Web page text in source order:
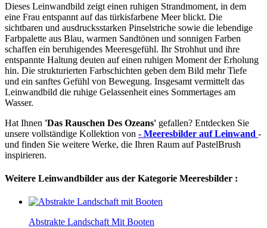
Dieses Leinwandbild zeigt einen ruhigen Strandmoment, in dem
eine Frau entspannt auf das türkisfarbene Meer blickt. Die
sichtbaren und ausdrucksstarken Pinselstriche sowie die lebendige
Farbpalette aus Blau, warmen Sandtönen und sonnigen Farben
schaffen ein beruhigendes Meeresgefühl. Ihr Strohhut und ihre
entspannte Haltung deuten auf einen ruhigen Moment der Erholung
hin. Die strukturierten Farbschichten geben dem Bild mehr Tiefe
und ein sanftes Gefühl von Bewegung. Insgesamt vermittelt das
Leinwandbild die ruhige Gelassenheit eines Sommertages am
Wasser.
Hat Ihnen 'Das Rauschen Des Ozeans' gefallen? Entdecken Sie
unsere vollständige Kollektion von - Meeresbilder auf Leinwand -
und finden Sie weitere Werke, die Ihren Raum auf PastelBrush
inspirieren.
Weitere Leinwandbilder aus der Kategorie Meeresbilder :
Abstrakte Landschaft Mit Booten